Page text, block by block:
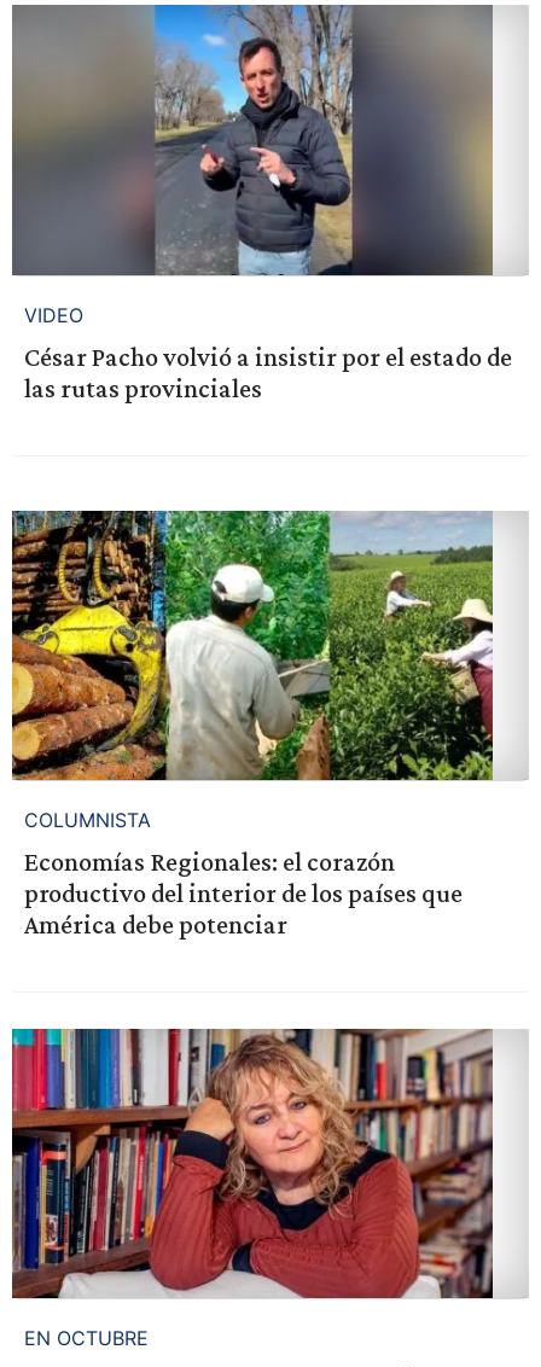
VIDEO
César Pacho volvió a insistir por el estado de
las rutas provinciales
COLUMNISTA
Economías Regionales: el corazón
productivo del interior de los países que
América debe potenciar
EN OCTUBRE